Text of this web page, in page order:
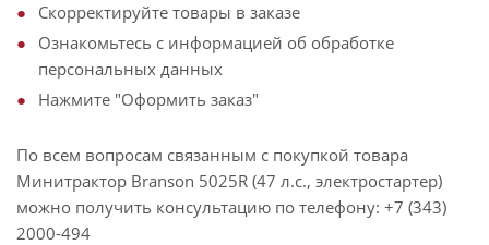
Скорректируйте товары в заказе
Ознакомьтесь с информацией об обработке
персональных данных
Нажмите "Оформить заказ"
По всем вопросам связанным с покупкой товара
Минитрактор Branson 5025R (47 л.с., электростартер)
можно получить консультацию по телефону: +7 (343)
2000-494